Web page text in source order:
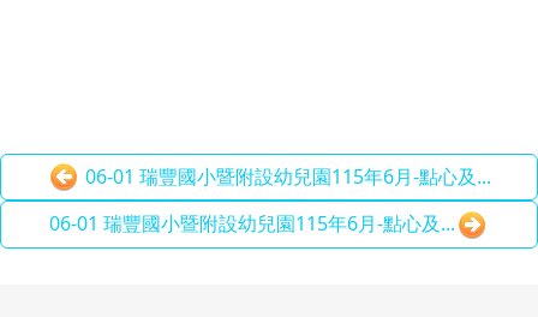
06-01 瑞豐國小暨附設幼兒園115年6月-點心及...
06-01 瑞豐國小暨附設幼兒園115年6月-點心及...